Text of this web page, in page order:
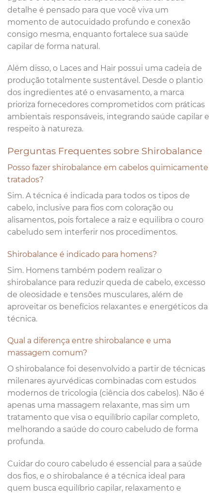
detalhe é pensado para que você viva um
momento de autocuidado profundo e conexão
consigo mesma, enquanto fortalece sua saúde
capilar de forma natural.
Além disso, o Laces and Hair possui uma cadeia de
produção totalmente sustentável. Desde o plantio
dos ingredientes até o envasamento, a marca
prioriza fornecedores comprometidos com práticas
ambientais responsáveis, integrando saúde capilar e
respeito à natureza.
Perguntas Frequentes sobre Shirobalance
Posso fazer shirobalance em cabelos quimicamente
tratados?
Sim. A técnica é indicada para todos os tipos de
cabelo, inclusive para fios com coloração ou
alisamentos, pois fortalece a raiz e equilibra o couro
cabeludo sem interferir nos procedimentos.
Shirobalance é indicado para homens?
Sim. Homens também podem realizar o
shirobalance para reduzir queda de cabelo, excesso
de oleosidade e tensões musculares, além de
aproveitar os benefícios relaxantes e energéticos da
técnica.
Qual a diferença entre shirobalance e uma
massagem comum?
O shirobalance foi desenvolvido a partir de técnicas
milenares ayurvédicas combinadas com estudos
modernos de tricologia (ciência dos cabelos). Não é
apenas uma massagem relaxante, mas sim um
tratamento que visa o equilíbrio capilar completo,
melhorando a saúde do couro cabeludo de forma
profunda.
Cuidar do couro cabeludo é essencial para a saúde
dos fios, e o shirobalance é a técnica ideal para
quem busca equilíbrio capilar, relaxamento e